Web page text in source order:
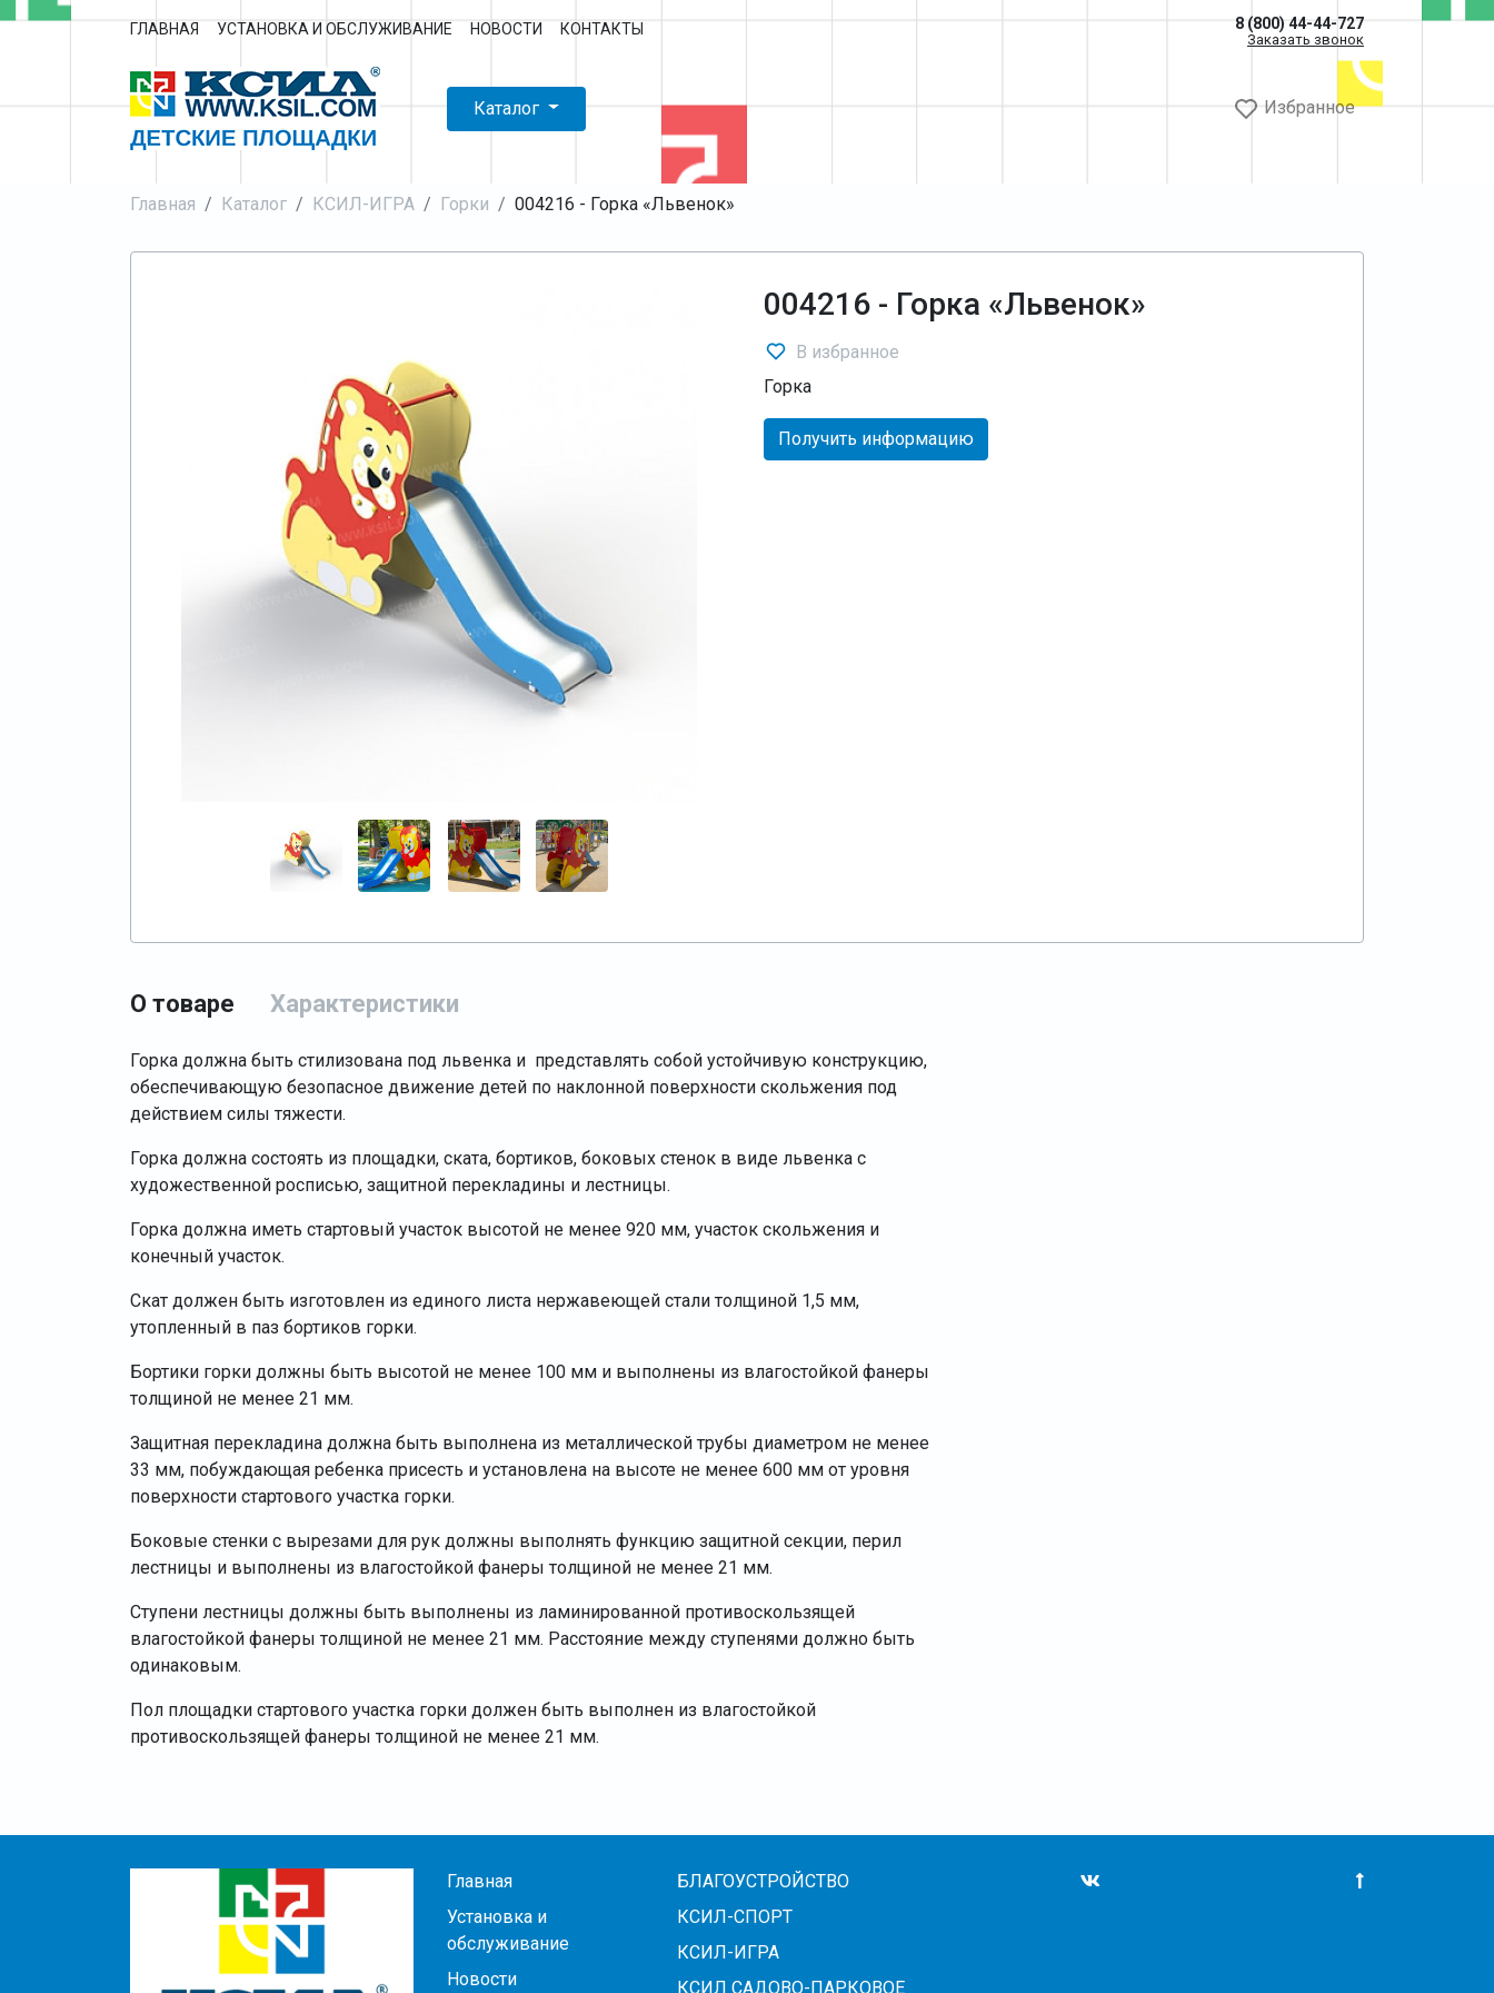
ГЛАВНАЯ УСТАНОВКА И ОБСЛУЖИВАНИЕ НОВОСТИ КОНТАКТЫ 8 (800) 44-44-727
Заказать звонок
Избранное
Каталог
Главная Каталог КСИЛ-ИГРА Горки 004216 - Горка «Львенок»
004216 - Горка «Львенок»
В избранное
Горка
Получить информацию
О товаре Характеристики
Горка должна быть стилизована под львенка и представлять собой устойчивую конструкцию,
обеспечивающую безопасное движение детей по наклонной поверхности скольжения под
действием силы тяжести.
Горка должна состоять из площадки, ската, бортиков, боковых стенок в виде львенка с
художественной росписью, защитной перекладины и лестницы.
Горка должна иметь стартовый участок высотой не менее 920 мм, участок скольжения и
конечный участок.
Скат должен быть изготовлен из единого листа нержавеющей стали толщиной 1,5 мм,
утопленный в паз бортиков горки.
Бортики горки должны быть высотой не менее 100 мм и выполнены из влагостойкой фанеры
толщиной не менее 21 мм.
Защитная перекладина должна быть выполнена из металлической трубы диаметром не менее
33 мм, побуждающая ребенка присесть и установлена на высоте не менее 600 мм от уровня
поверхности стартового участка горки.
Боковые стенки с вырезами для рук должны выполнять функцию защитной секции, перил
лестницы и выполнены из влагостойкой фанеры толщиной не менее 21 мм.
Ступени лестницы должны быть выполнены из ламинированной противоскользящей
влагостойкой фанеры толщиной не менее 21 мм. Расстояние между ступенями должно быть
одинаковым.
Пол площадки стартового участка горки должен быть выполнен из влагостойкой
противоскользящей фанеры толщиной не менее 21 мм.
Главная
Установка и
обслуживание
Новости
БЛАГОУСТРОЙСТВО
КСИЛ-СПОРТ
КСИЛ-ИГРА
КСИЛ САДОВО-ПАРКОВОЕ